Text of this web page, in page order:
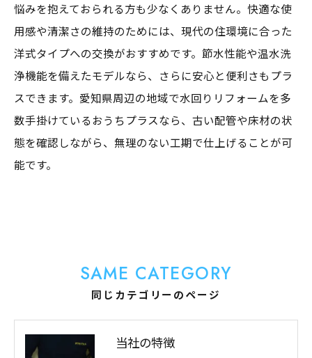
悩みを抱えておられる方も少なくありません。快適な使
用感や清潔さの維持のためには、現代の住環境に合った
洋式タイプへの交換がおすすめです。節水性能や温水洗
浄機能を備えたモデルなら、さらに安心と便利さもプラ
スできます。愛知県周辺の地域で水回りリフォームを多
数手掛けているおうちプラスなら、古い配管や床材の状
態を確認しながら、無理のない工期で仕上げることが可
能です。
同じカテゴリーのページ
SAME CATEGORY
当社の特徴